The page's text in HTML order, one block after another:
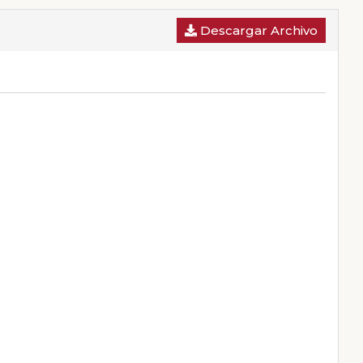
Descargar Archivo